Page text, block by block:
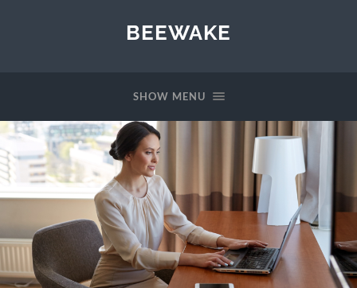
BEEWAKE
SHOW MENU